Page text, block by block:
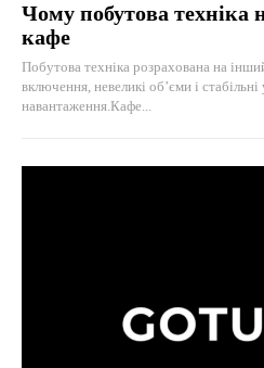
Чому побутова техніка
кафе
Побутова техніка розрахована на
включення, невеликі об’єми і
навантаження.Кафе...